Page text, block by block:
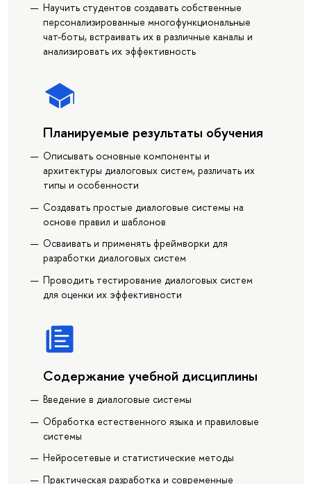
Научить студентов создавать собственные
персонализированные многофункциональные
чат-боты, встраивать их в различные каналы и
анализировать их эффективность
Планируемые результаты обучения
Описывать основные компоненты и
архитектуры диалоговых систем, различать их
типы и особенности
Создавать простые диалоговые системы на
основе правил и шаблонов
Осваивать и применять фреймворки для
разработки диалоговых систем
Проводить тестирование диалоговых систем
для оценки их эффективности
Содержание учебной дисциплины
Введение в диалоговые системы
Обработка естественного языка и правиловые
системы
Нейросетевые и статистические методы
Практическая разработка и современные